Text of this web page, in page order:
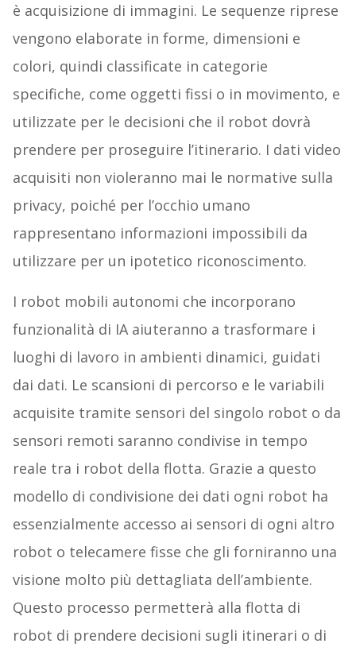
è acquisizione di immagini. Le sequenze riprese
vengono elaborate in forme, dimensioni e
colori, quindi classificate in categorie
specifiche, come oggetti fissi o in movimento, e
utilizzate per le decisioni che il robot dovrà
prendere per proseguire l’itinerario. I dati video
acquisiti non violeranno mai le normative sulla
privacy, poiché per l’occhio umano
rappresentano informazioni impossibili da
utilizzare per un ipotetico riconoscimento.
I robot mobili autonomi che incorporano
funzionalità di IA aiuteranno a trasformare i
luoghi di lavoro in ambienti dinamici, guidati
dai dati. Le scansioni di percorso e le variabili
acquisite tramite sensori del singolo robot o da
sensori remoti saranno condivise in tempo
reale tra i robot della flotta. Grazie a questo
modello di condivisione dei dati ogni robot ha
essenzialmente accesso ai sensori di ogni altro
robot o telecamere fisse che gli forniranno una
visione molto più dettagliata dell’ambiente.
Questo processo permetterà alla flotta di
robot di prendere decisioni sugli itinerari o di